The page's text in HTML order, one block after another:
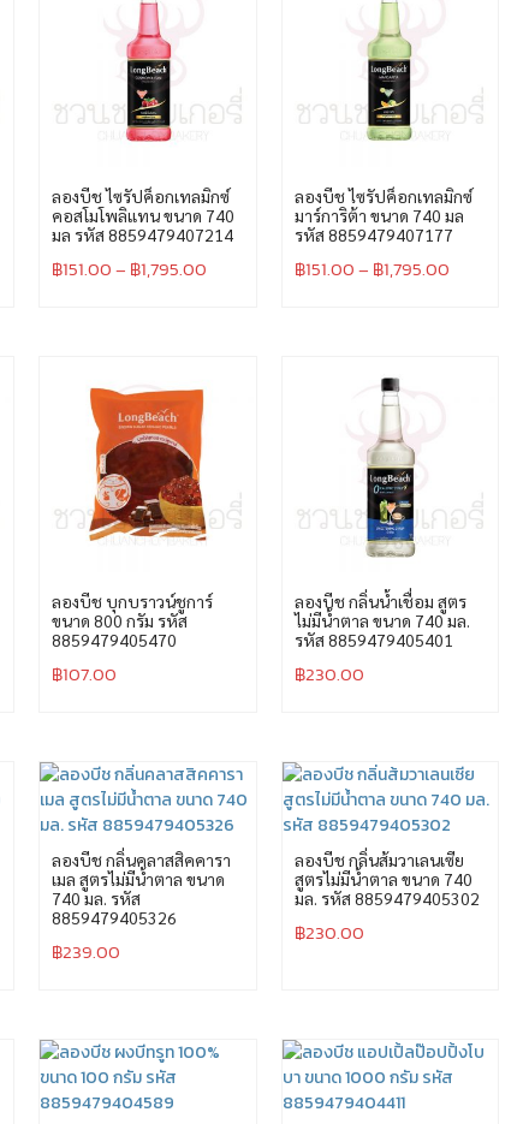
ลองบีช ไซรัปค็อกเทลมิกซ์
คอสโมโพลิแทน ขนาด 740
มล รหัส 8859479407214
฿151.00– ฿1,795.00
ลองบีช ไซรัปค็อกเทลมิกซ์
มาร์การิต้า ขนาด 740 มล
รหัส 8859479407177
฿151.00– ฿1,795.00
ลองบีช บุกบราวน์ชูการ์
ขนาด 800 กรัม รหัส
8859479405470
฿107.00
ลองบีช กลิ่นน้ำเชื่อม สูตร
ไม่มีน้ำตาล ขนาด 740 มล.
รหัส 8859479405401
฿230.00
ลองบีช กลิ่นคลาสสิคคารา
เมล สูตรไม่มีน้ำตาล ขนาด
740 มล. รหัส
8859479405326
฿239.00
ลองบีช กลิ่นส้มวาเลนเซีย
สูตรไม่มีน้ำตาล ขนาด 740
มล. รหัส 8859479405302
฿230.00